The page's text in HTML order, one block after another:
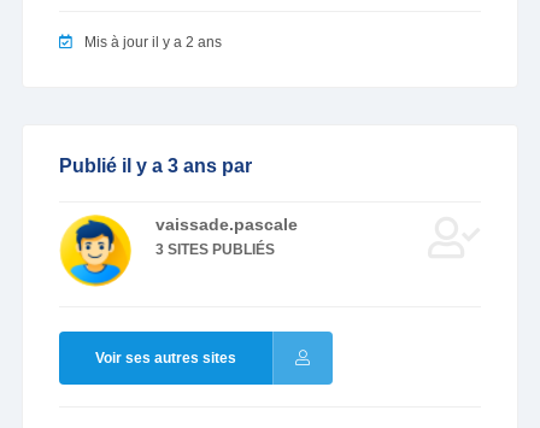
Mis à jour il y a 2 ans
Publié il y a 3 ans par
vaissade.pascale
3 SITES PUBLIÉS
Voir ses autres sites